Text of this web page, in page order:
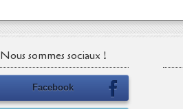
Nous sommes sociaux !
Facebook